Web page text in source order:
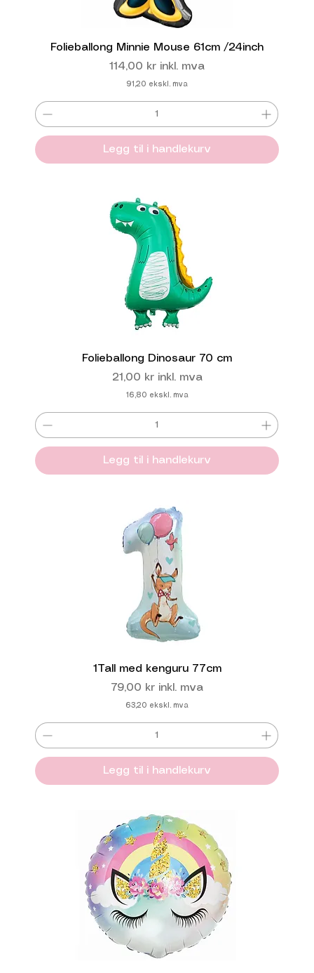
Folieballong Minnie Mouse 61cm /24inch
Pris
114,00 kr inkl. mva
91,20 ekskl. mva
Legg til i handlekurv
Folieballong Dinosaur 70 cm
Pris
21,00 kr inkl. mva
16,80 ekskl. mva
Legg til i handlekurv
1Tall med kenguru 77cm
Pris
79,00 kr inkl. mva
63,20 ekskl. mva
Legg til i handlekurv